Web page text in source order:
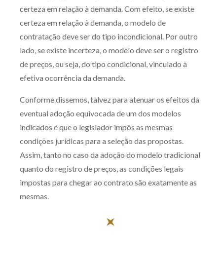
certeza em relação à demanda. Com efeito, se existe
certeza em relação à demanda, o modelo de
contratação deve ser do tipo incondicional. Por outro
lado, se existe incerteza, o modelo deve ser o registro
de preços, ou seja, do tipo condicional, vinculado à
efetiva ocorrência da demanda.
Conforme dissemos, talvez para atenuar os efeitos da
eventual adoção equivocada de um dos modelos
indicados é que o legislador impôs as mesmas
condições jurídicas para a seleção das propostas.
Assim, tanto no caso da adoção do modelo tradicional
quanto do registro de preços, as condições legais
impostas para chegar ao contrato são exatamente as
mesmas.